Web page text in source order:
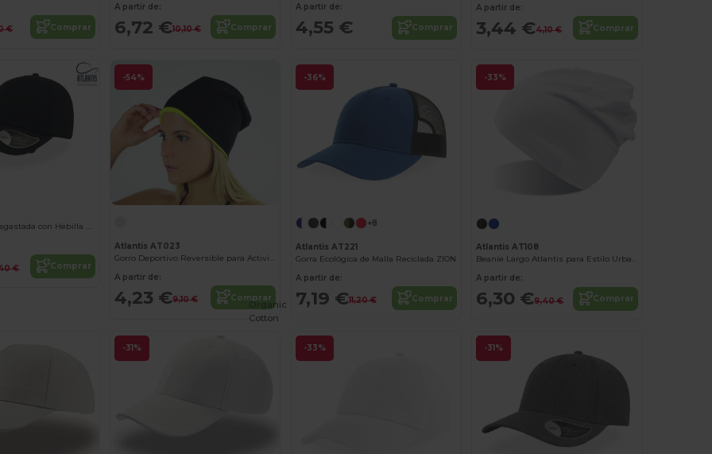
€ Comprar
A partir de:
6,72 €10,10 € Comprar
A partir de:
4,55 € Comprar
A partir de:
3,44 €4,10 € Comprar
Gorra Casual Desgastada con Hebilla Metálica
€ Comprar
-54%
Atlantis AT023
Gorro Deportivo Reversible para Actividades al Aire Libre
A partir de:
4,23 €9,10 € Comprar
-36%
+8
Atlantis AT221
Gorra Ecológica de Malla Reciclada ZION
A partir de:
7,19 €11,20 € Comprar
-33%
Atlantis AT108
Beanie Largo Atlantis para Estilo Urbano
A partir de:
6,30 €9,40 € Comprar
-31% -33%
Organic
Cotton
-31%